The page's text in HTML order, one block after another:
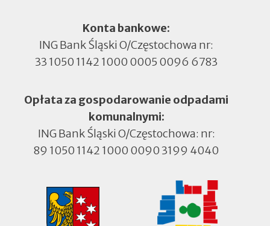
Konta bankowe:
ING Bank Śląski O/Częstochowa nr:
33 1050 1142 1000 0005 0096 6783
Opłata za gospodarowanie odpadami
komunalnymi:
ING Bank Śląski O/Częstochowa: nr:
89 1050 1142 1000 0090 3199 4040